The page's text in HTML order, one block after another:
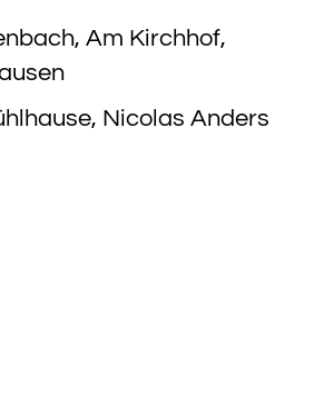
Am Kirchhof,
, Nicolas Anders